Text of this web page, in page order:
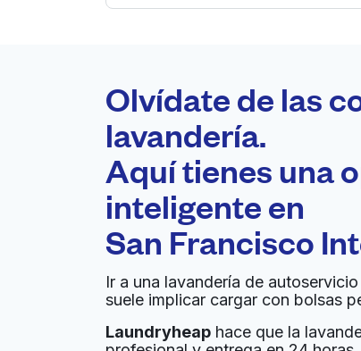
Recojo y entrega a en la
puerta de casa
Summers Laundry
? min
Calcular la distancia
Olvídate de las
lavandería.
Aquí tienes una
inteligente en
San Francisco
Ir a una lavandería de
suele implicar cargar con bolsas
Laundryheap hace que la